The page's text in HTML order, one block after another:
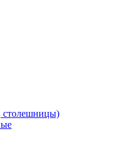
столешницы)